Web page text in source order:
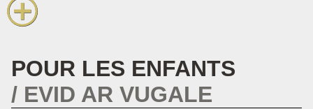
POUR LES ENFANTS
EVID AR VUGALE